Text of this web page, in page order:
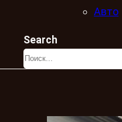
Авто
Search